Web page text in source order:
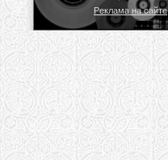
Реклама на сайте